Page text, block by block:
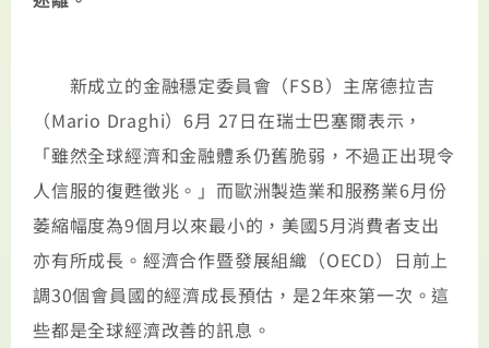
新成立的金融穩定委員會（FSB）主席德拉吉
（Mario Draghi）6月 27日在瑞士巴塞爾表示，
「雖然全球經濟和金融體系仍舊脆弱，不過正出現令
人信服的復甦徵兆。」而歐洲製造業和服務業6月份
萎縮幅度為9個月以來最小的，美國5月消費者支出
亦有所成長。經濟合作暨發展組織（OECD）日前上
調30個會員國的經濟成長預估，是2年來第一次。這
些都是全球經濟改善的訊息。